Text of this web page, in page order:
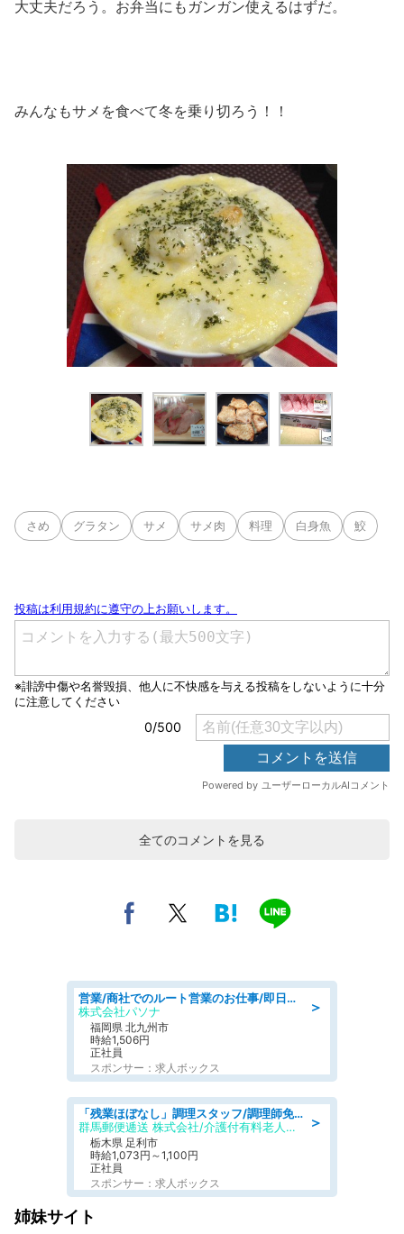
大丈夫だろう。お弁当にもガンガン使えるはずだ。
みんなもサメを食べて冬を乗り切ろう！！
さめ グラタン サメ サメ肉 料理 白身魚 鮫
全てのコメントを見る
＞
営業/商社でのルート営業のお仕事/即日勤務可/車通勤可/営業
株式会社パソナ
福岡県 北九州市
時給1,506円
正社員
スポンサー：求人ボックス
＞
「残業ほぼなし」調理スタッフ/調理師免許必須/正職員/日勤のみ/介護付き有料老人ホーム/社会保障完備
群馬郵便逓送 株式会社/介護付有料老人ホーム ふる里
栃木県 足利市
時給1,073円～1,100円
正社員
スポンサー：求人ボックス
姉妹サイト